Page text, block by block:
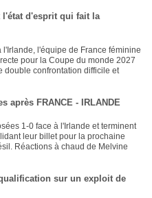
l'état d'esprit qui fait la
l'Irlande, l'équipe de France féminine
pour la Coupe du monde 2027
double confrontation difficile et
après FRANCE - IRLANDE
1-0 face à l'Irlande et terminent
leur billet pour la prochaine
Réactions à chaud de Melvine
sur un exploit de